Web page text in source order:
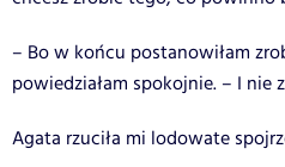
– Bo w końcu postanowiłam
powiedziałam spokojnie. – I nie
Agata rzuciła mi lodowate